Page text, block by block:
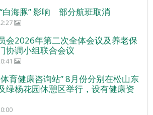
白海豚” 影响 部分航班取消
会2026年第二次全体会议及养老保
协调小组联合会议
育健康咨询站” 8月份分别在松山东
绿杨花园休憩区举行，设有健康资